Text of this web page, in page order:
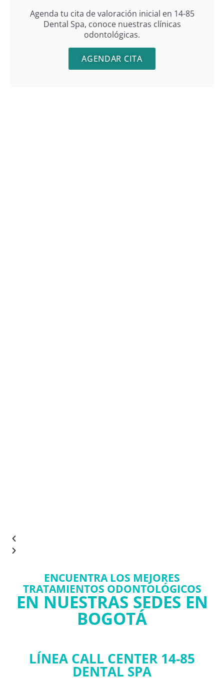
Agenda tu cita de valoración inicial en 14-85
Dental Spa, conoce nuestras clínicas
odontológicas.
AGENDAR CITA
ENCUENTRA LOS MEJORES
TRATAMIENTOS ODONTOLÓGICOS
EN NUESTRAS SEDES EN
BOGOTÁ
LÍNEA CALL CENTER 14-85
DENTAL SPA